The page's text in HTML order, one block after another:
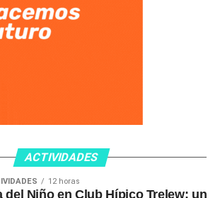
ACTIVIDADES
12 horas
del Niño en Club Hípico Trelew: un